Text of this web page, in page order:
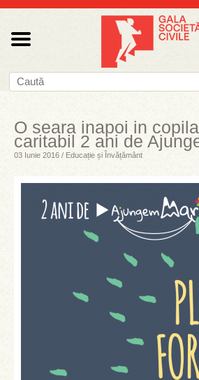
O seara inapoi in
caritabil 2 ani de
03 Iunie 2016 / Educație și Învățământ